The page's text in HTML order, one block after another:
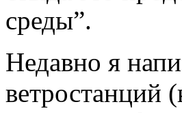
среды”.
Недавно я
ветростанций